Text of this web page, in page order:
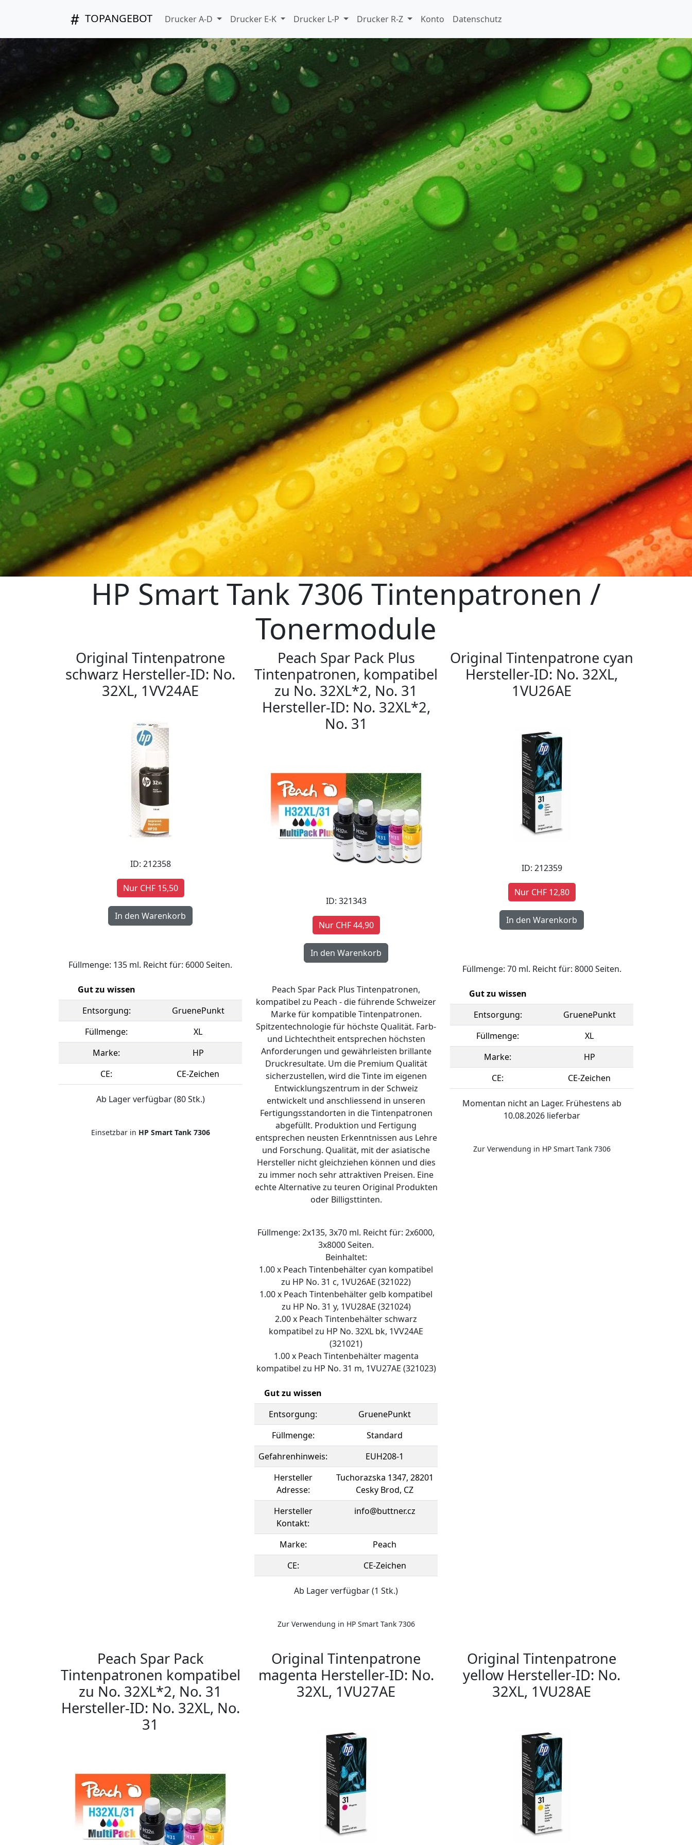
TOPANGEBOT Drucker A-D Drucker E-K Drucker L-P Drucker R-Z Konto Datenschutz
HP Smart Tank 7306 Tintenpatronen /
Tonermodule
Original Tintenpatrone
schwarz Hersteller-ID: No.
32XL, 1VV24AE
ID: 212358
Nur CHF 15,50
Füllmenge: 135 ml. Reicht für: 6000 Seiten.
Gut zu wissen
Entsorgung:
GruenePunkt
Füllmenge:
XL
Marke:
HP
CE:
CE-Zeichen
Ab Lager verfügbar (80 Stk.)
Einsetzbar in HP Smart Tank 7306
Peach Spar Pack Plus
Tintenpatronen, kompatibel
zu No. 32XL*2, No. 31
Hersteller-ID: No. 32XL*2,
No. 31
ID: 321343
Nur CHF 44,90
Peach Spar Pack Plus Tintenpatronen,
kompatibel zu Peach - die führende Schweizer
Marke für kompatible Tintenpatronen.
Spitzentechnologie für höchste Qualität. Farb-
und Lichtechtheit entsprechen höchsten
Anforderungen und gewährleisten brillante
Druckresultate. Um die Premium Qualität
sicherzustellen, wird die Tinte im eigenen
Entwicklungszentrum in der Schweiz
entwickelt und anschliessend in unseren
Fertigungsstandorten in die Tintenpatronen
abgefüllt. Produktion und Fertigung
entsprechen neusten Erkenntnissen aus Lehre
und Forschung. Qualität, mit der asiatische
Hersteller nicht gleichziehen können und dies
zu immer noch sehr attraktiven Preisen. Eine
echte Alternative zu teuren Original Produkten
oder Billigsttinten.
Füllmenge: 2x135, 3x70 ml. Reicht für: 2x6000,
3x8000 Seiten.
Beinhaltet:
1.00 x Peach Tintenbehälter cyan kompatibel
zu HP No. 31 c, 1VU26AE (321022)
1.00 x Peach Tintenbehälter gelb kompatibel
zu HP No. 31 y, 1VU28AE (321024)
2.00 x Peach Tintenbehälter schwarz
kompatibel zu HP No. 32XL bk, 1VV24AE
(321021)
1.00 x Peach Tintenbehälter magenta
kompatibel zu HP No. 31 m, 1VU27AE (321023)
Gut zu wissen
Entsorgung:
GruenePunkt
Füllmenge:
Standard
Gefahrenhinweis:
EUH208-1
Hersteller
Adresse:
Tuchorazska 1347, 28201
Cesky Brod, CZ
Hersteller
Kontakt:
info@buttner.cz
Marke:
Peach
CE:
CE-Zeichen
Ab Lager verfügbar (1 Stk.)
Zur Verwendung in HP Smart Tank 7306
Original Tintenpatrone cyan
Hersteller-ID: No. 32XL,
1VU26AE
ID: 212359
Nur CHF 12,80
Füllmenge: 70 ml. Reicht für: 8000 Seiten.
Gut zu wissen
Entsorgung:
GruenePunkt
Füllmenge:
XL
Marke:
HP
CE:
CE-Zeichen
Momentan nicht an Lager. Frühestens ab
10.08.2026 lieferbar
Zur Verwendung in HP Smart Tank 7306
Peach Spar Pack
Tintenpatronen kompatibel
zu No. 32XL*2, No. 31
Hersteller-ID: No. 32XL, No.
31
Original Tintenpatrone
magenta Hersteller-ID: No.
32XL, 1VU27AE
Original Tintenpatrone
yellow Hersteller-ID: No.
32XL, 1VU28AE